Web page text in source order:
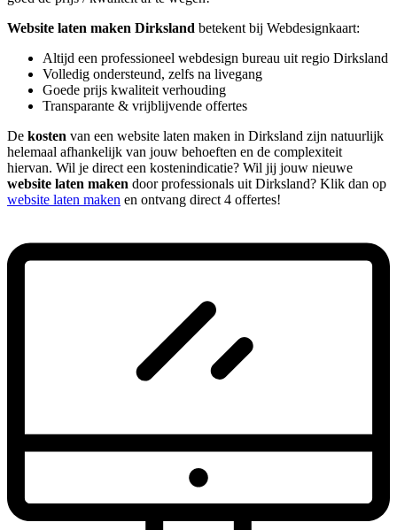
Website laten maken Dirksland betekent bij Webdesignkaart:
Altijd een professioneel webdesign bureau uit regio Dirksland
Volledig ondersteund, zelfs na livegang
Goede prijs kwaliteit verhouding
Transparante & vrijblijvende offertes
De kosten van een website laten maken in Dirksland zijn natuurlijk
helemaal afhankelijk van jouw behoeften en de complexiteit
hiervan. Wil je direct een kostenindicatie? Wil jij jouw nieuwe
website laten maken door professionals uit Dirksland? Klik dan op
website laten maken en ontvang direct 4 offertes!